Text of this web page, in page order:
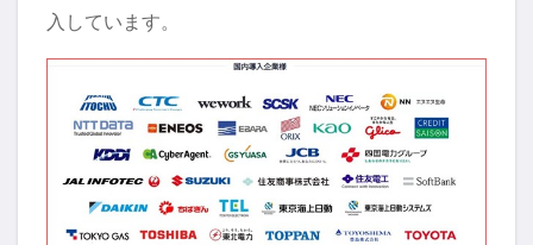
入しています。